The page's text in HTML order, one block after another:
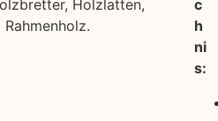
Holzlatten,
c
h
ni
s: